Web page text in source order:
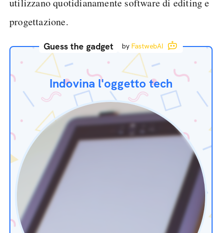
utilizzano quotidianamente software di editing e
progettazione.
Guess the gadget by FastwebAI
Indovina l'oggetto tech